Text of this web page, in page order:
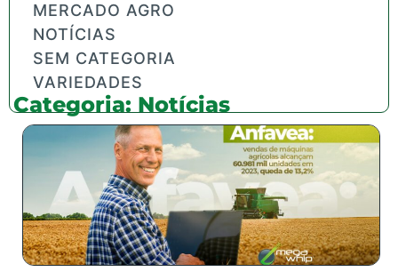
MERCADO AGRO
NOTÍCIAS
SEM CATEGORIA
VARIEDADES
Categoria: Notícias